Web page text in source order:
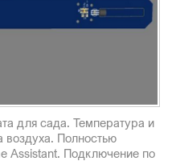
для сада. Температура и
воздуха. Полностью
Assistant. Подключение по